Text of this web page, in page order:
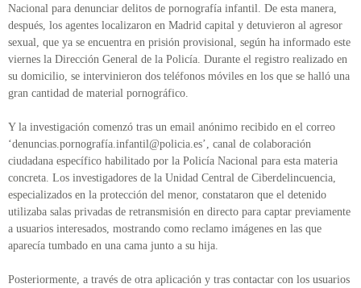
Nacional para denunciar delitos de pornografía infantil. De esta manera,
después, los agentes localizaron en Madrid capital y detuvieron al agresor
sexual, que ya se encuentra en prisión provisional, según ha informado este
viernes la Dirección General de la Policía. Durante el registro realizado en
su domicilio, se intervinieron dos teléfonos móviles en los que se halló una
gran cantidad de material pornográfico.
Y la investigación comenzó tras un email anónimo recibido en el correo
‘denuncias.pornografía.infantil@policia.es’, canal de colaboración
ciudadana específico habilitado por la Policía Nacional para esta materia
concreta. Los investigadores de la Unidad Central de Ciberdelincuencia,
especializados en la protección del menor, constataron que el detenido
utilizaba salas privadas de retransmisión en directo para captar previamente
a usuarios interesados, mostrando como reclamo imágenes en las que
aparecía tumbado en una cama junto a su hija.
Posteriormente, a través de otra aplicación y tras contactar con los usuarios